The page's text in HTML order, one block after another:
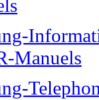
Manuels